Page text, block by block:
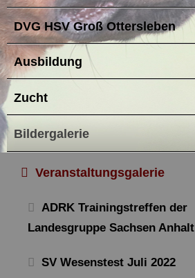
DVG HSV Groß Ottersleben
Ausbildung
Zucht
Bildergalerie
Veranstaltungsgalerie
ADRK Trainingstreffen der
Landesgruppe Sachsen Anhalt
SV Wesenstest Juli 2022